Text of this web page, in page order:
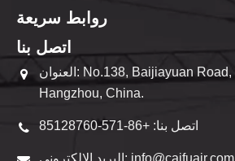
روابط سريعة
اتصل بنا
العنوان: No.138, Baijiayuan Road, Xihu District,
Hangzhou, China.
اتصل بنا: +86-571-85128760